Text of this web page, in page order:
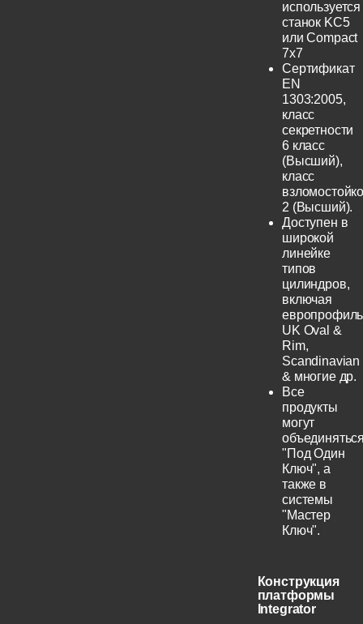
используется
станок KC5
или Compact
7x7
Сертификат
EN
1303:2005,
класс
секретности
6 класс
(Высший),
класс
2 (Высший).
Доступен в
широкой
линейке
типов
цилиндров,
включая
UK Oval &
Rim,
Scandinavian
& многие др.
Все
продукты
могут
"Под Один
Ключ", а
также в
системы
"Мастер
Ключ".
Конструкция
платформы
Integrator